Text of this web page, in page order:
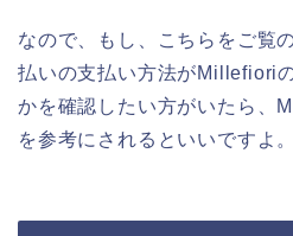
なので、もし、こちらをご覧
払いの支払い方法がMillefiori
かを確認したい方がいたら、
を参考にされるといいですよ。